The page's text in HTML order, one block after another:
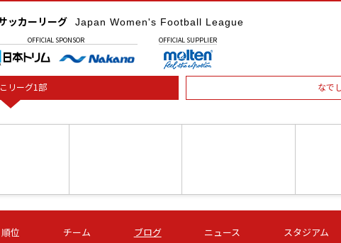
ッカーリーグ Japan Women's Football League
OFFICIAL SPONSOR OFFICIAL SUPPLIER
リーグ1部 なで
05 (土) 15:00
石人の星
第16節 09/05 (土) 16:00
ＡＧＦ いちご
第16
順位 チーム ブログ ニュース スタジアム